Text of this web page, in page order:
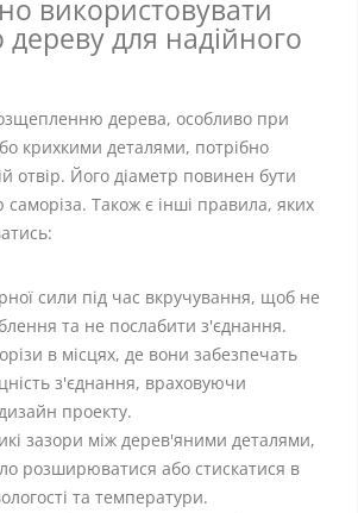
використовувати
дереву для надійного
дерева, особливо при
крихкими деталями, потрібно
отвір. Його діаметр повинен бути
Також є інші правила, яких
сили під час вкручування, щоб не
та не послабити з'єднання.
в місцях, де вони забезпечать
з'єднання, враховуючи
проекту.
зазори між дерев'яними деталями,
розширюватися або стискатися в
та температури.